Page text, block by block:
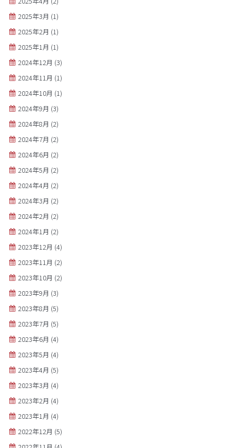
2025年3月 (1)
2025年2月 (1)
2025年1月 (1)
2024年12月 (3)
2024年11月 (1)
2024年10月 (1)
2024年9月 (3)
2024年8月 (2)
2024年7月 (2)
2024年6月 (2)
2024年5月 (2)
2024年4月 (2)
2024年3月 (2)
2024年2月 (2)
2024年1月 (2)
2023年12月 (4)
2023年11月 (2)
2023年10月 (2)
2023年9月 (3)
2023年8月 (5)
2023年7月 (5)
2023年6月 (4)
2023年5月 (4)
2023年4月 (5)
2023年3月 (4)
2023年2月 (4)
2023年1月 (4)
2022年12月 (5)